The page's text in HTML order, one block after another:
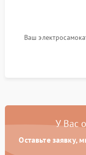
Ваш
У Вас
Оставьте заявку,